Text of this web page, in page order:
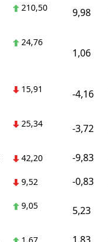
210,50 9,98
24,76
1,06
15,91 -4,16
25,34 -3,72
42,20 -9,83
9,52 -0,83
9,05 5,23